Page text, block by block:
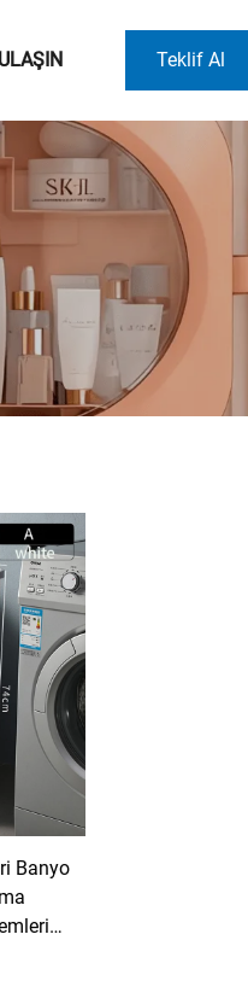
Teklif Al
Banyo